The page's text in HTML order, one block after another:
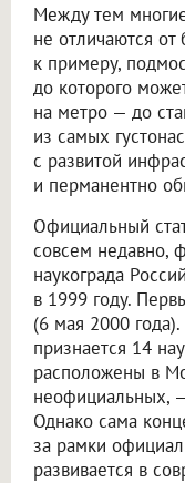
Между тем
не отличаются
к примеру,
до которого
на метро — до
из самых
с развитой
и перманентно
Официальный
совсем недавно,
наукограда
в 1999 году.
(6 мая 2000
признается 14
расположены в
неофициальных,
Однако сама
за рамки
развивается в